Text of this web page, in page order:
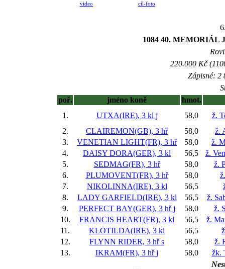
video cíl-foto
1084 40. MEMORIÁL
220.000 Kč
Zápisné: 2
poř.
jméno koně
hmot.
1.
UTXA(IRE), 3 kl j 58,0
ž.
2.
CLAIREMON(GB), 3 hř 58,0
ž.
3.
VENETIAN LIGHT(FR), 3 hř 58,0
ž.
4.
DAISY DORA(GER), 3 kl 56,5
ž.
5.
SEDMAG(FR), 3 hř 58,0
ž.
6.
PLUMOVENT(FR), 3 hř 58,0
7.
NIKOLINNA(IRE), 3 kl 56,5
8.
LADY GARFIELD(IRE), 3 kl 56,5
ž.
9.
PERFECT BAY(GER), 3 hřj 58,0
ž.
10.
FRANCIS HEART(FR), 3 kl 56,5
ž.
11.
KLOTILDA(IRE), 3 kl 56,5
12.
FLYNN RIDER, 3 hřs 58,0
ž.
13.
IKRAM(FR), 3 hřj 58,0
žk.